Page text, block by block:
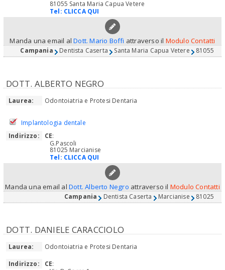
81055 Santa Maria Capua Vetere
Tel: CLICCA QUI
Manda una email alDott. Mario Boffi attraverso il Modulo Contatti
Campania Dentista Caserta Santa Maria Capua Vetere 81055
DOTT. ALBERTO NEGRO
Laurea: Odontoiatria e Protesi Dentaria
Implantologia dentale
Indirizzo:
CE:
G.Pascoli
81025 Marcianise
Tel: CLICCA QUI
Manda una email alDott. Alberto Negro attraverso il Modulo Contatti
Campania Dentista Caserta Marcianise 81025
DOTT. DANIELE CARACCIOLO
Laurea:
Odontoiatria e Protesi Dentaria
Indirizzo:
CE: